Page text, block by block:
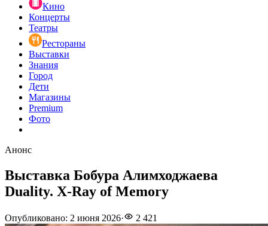
Кино
Концерты
Театры
Рестораны
Выставки
Знания
Город
Дети
Магазины
Premium
Фото
Анонс
Выставка Бобура Алимходжаева
Duality. X-Ray of Memory
Опубликовано: 2 июня 2026· 2 421